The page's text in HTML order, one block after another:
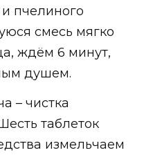
пчелиного
смесь мягко
ждём 6 минут,
душем.
– чистка
таблеток
измельчаем